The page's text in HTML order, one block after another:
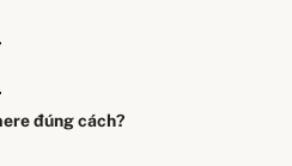
đúng cách?